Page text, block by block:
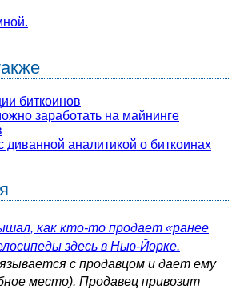
биткоинов
заработать на майнинге
диванной аналитикой о биткоинах
как кто-то продает «ранее
здесь в Нью-Йорке.
с продавцом и дает ему
место). Продавец привозит